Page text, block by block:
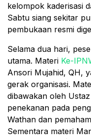
kelompok kaderisasi
Sabtu siang sekitar
pembukaan resmi
Selama dua hari,
utama. Materi Ke-
Ansori Mujahid, QH,
gerak organisasi.
dibawakan oleh
penekanan pada
Wathan dan
Sementara materi